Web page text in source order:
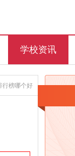
学校资讯
行榜哪个好